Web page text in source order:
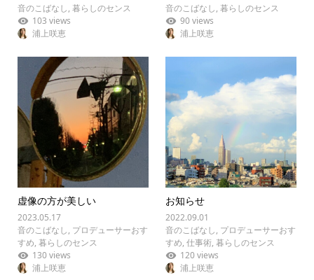
音のこばなし, 暮らしのセンス
103 views
浦上咲恵
音のこばなし,暮らしのセンス
90 views
浦上咲恵
虚像の方が美しい
2023.05.17
音のこばなし, プロデューサーおす
すめ, 暮らしのセンス
130 views
浦上咲恵
お知らせ
2022.09.01
音のこばなし, プロデューサーおす
すめ,仕事術,暮らしのセンス
120 views
浦上咲恵